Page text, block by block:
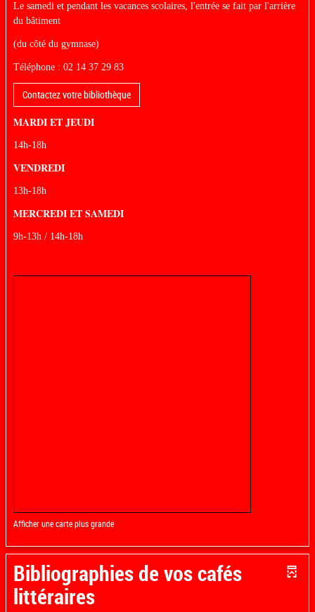
Le samedi et pendant les vacances scolaires, l'entrée se fait par l'arrière
du bâtiment
(du côté du gymnase)
Téléphone : 02 14 37 29 83
Contactez votre bibliothèque
MARDI ET JEUDI
14h-18h
VENDREDI
13h-18h
MERCREDI ET SAMEDI
9h-13h / 14h-18h
Afficher une carte plus grande
Bibliographies de vos cafés
littéraires